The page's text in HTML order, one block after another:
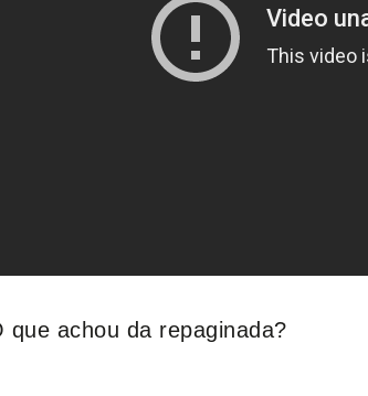
que achou da repaginada?